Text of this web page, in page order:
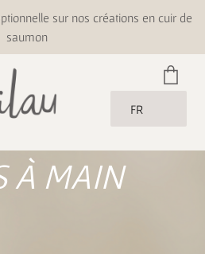
sur nos créations en cuir de
saumon
FR
À MAIN